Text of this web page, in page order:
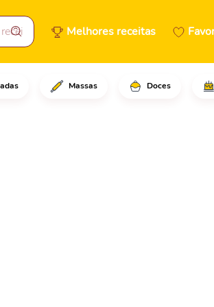
Melhores receitas
Massas Doces
a água morna,